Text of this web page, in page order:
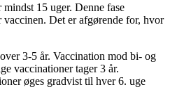
15 uger. Denne fase
Det er afgørende for, hvor
3-5 år. Vaccination mod bi- og
vaccinationer tager 3 år.
øges gradvist til hver 6. uge